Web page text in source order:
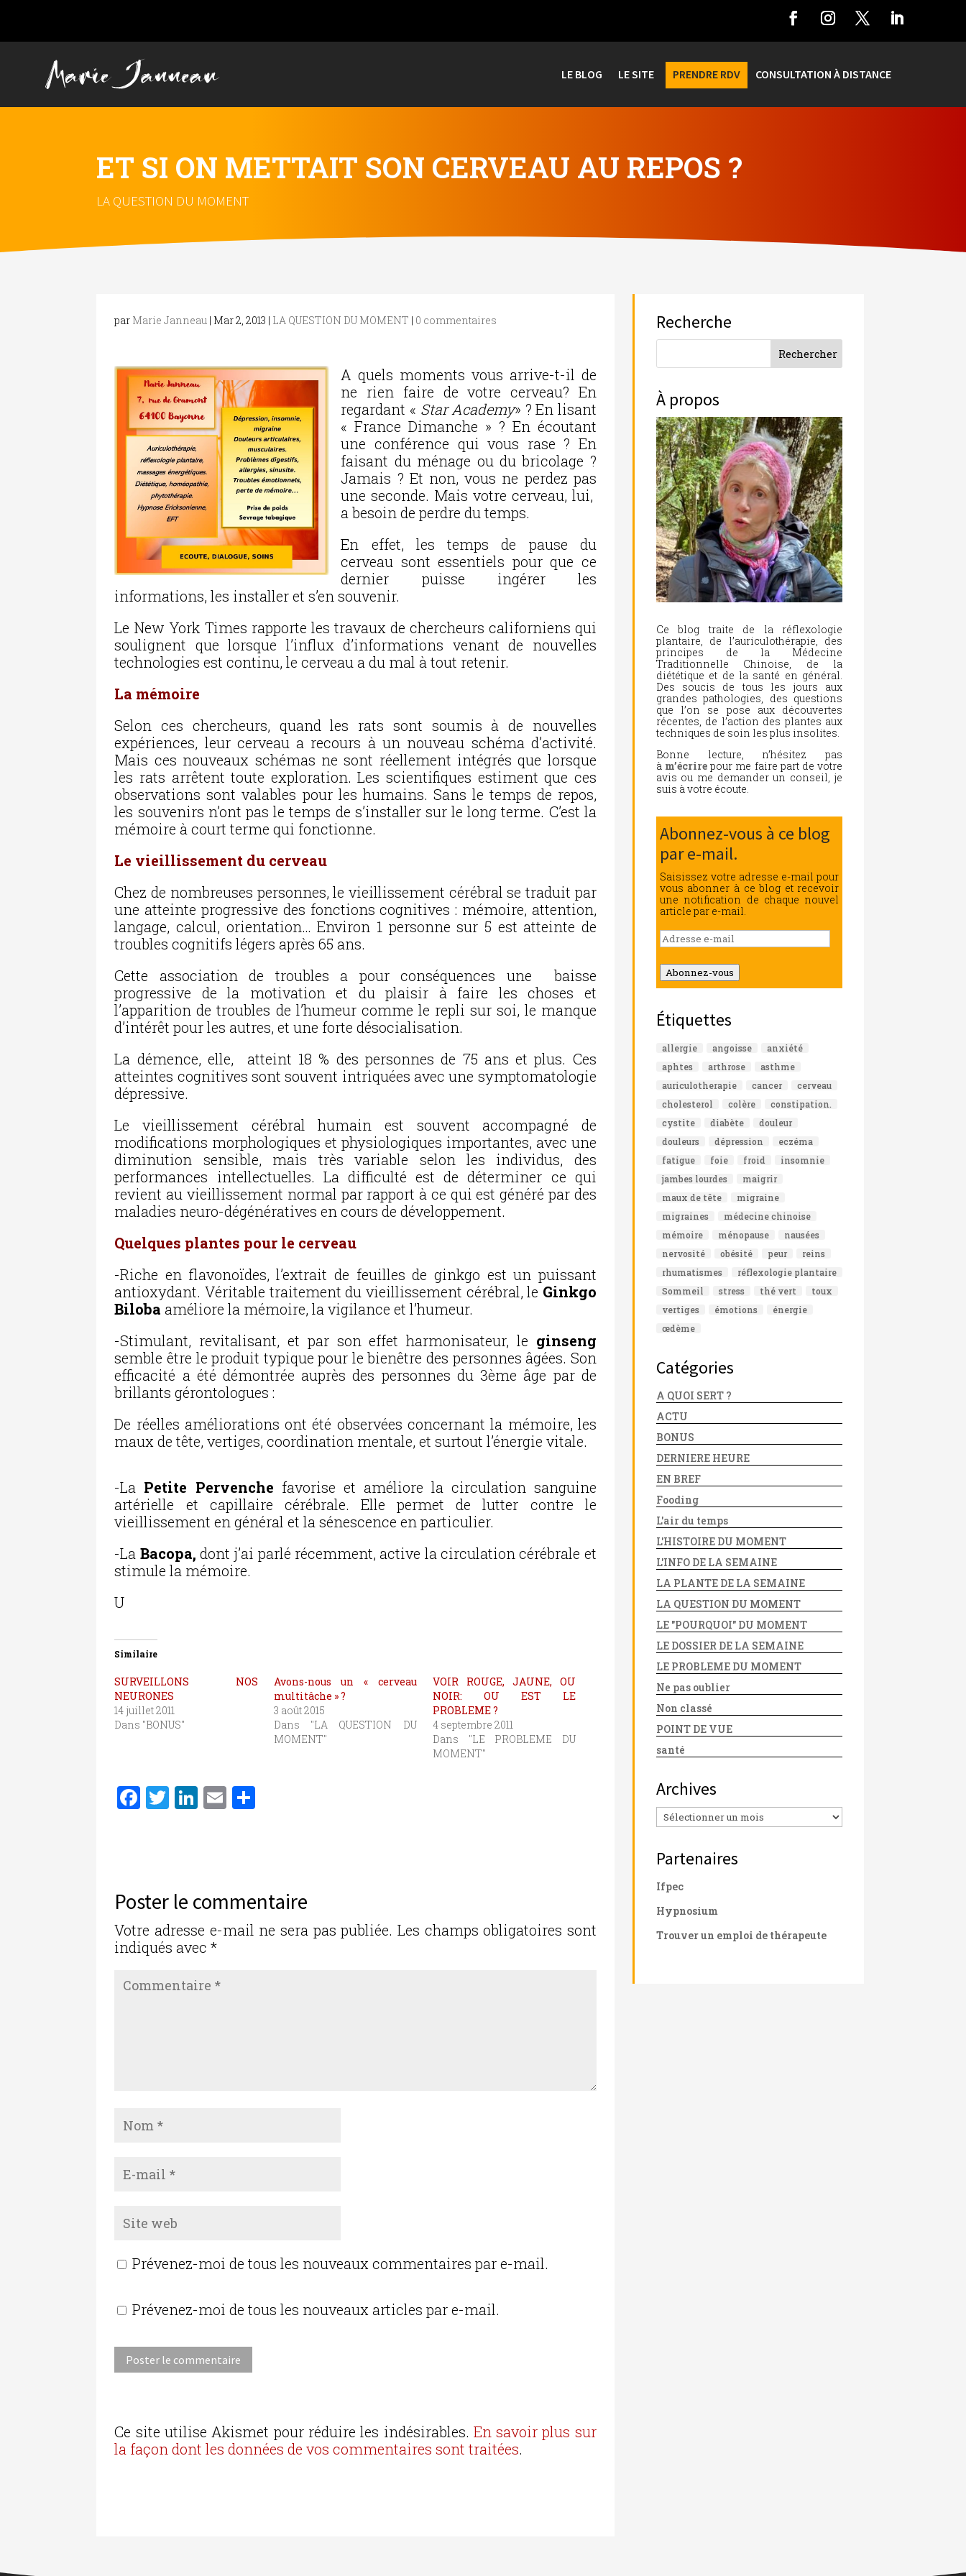
LE BLOG LE SITE PRENDRE RDV CONSULTATION À DISTANCE
ET SI ON METTAIT SON CERVEAU AU REPOS ?
LA QUESTION DU MOMENT
par Marie Janneau | Mar 2, 2013 | LA QUESTION DU MOMENT | 0 commentaires
A quels moments vous arrive-t-il de
ne rien faire de votre cerveau? En
regardant « Star Academy» ? En lisant
« France Dimanche » ? En écoutant
une conférence qui vous rase ? En
faisant du ménage ou du bricolage ?
Jamais ? Et non, vous ne perdez pas
une seconde. Mais votre cerveau, lui,
a besoin de perdre du temps.
En effet, les temps de pause du
cerveau sont essentiels pour que ce
dernier puisse ingérer les
informations, les installer et s’en souvenir.
Le New York Times rapporte les travaux de chercheurs californiens qui
soulignent que lorsque l’influx d’informations venant de nouvelles
technologies est continu, le cerveau a du mal à tout retenir.
La mémoire
Selon ces chercheurs, quand les rats sont soumis à de nouvelles
expériences, leur cerveau a recours à un nouveau schéma d’activité.
Mais ces nouveaux schémas ne sont réellement intégrés que lorsque
les rats arrêtent toute exploration. Les scientifiques estiment que ces
observations sont valables pour les humains. Sans le temps de repos,
les souvenirs n’ont pas le temps de s’installer sur le long terme. C’est la
mémoire à court terme qui fonctionne.
Le vieillissement du cerveau
Chez de nombreuses personnes, le vieillissement cérébral se traduit par
une atteinte progressive des fonctions cognitives : mémoire, attention,
langage, calcul, orientation… Environ 1 personne sur 5 est atteinte de
troubles cognitifs légers après 65 ans.
Cette association de troubles a pour conséquences une baisse
progressive de la motivation et du plaisir à faire les choses et
l’apparition de troubles de l’humeur comme le repli sur soi, le manque
d’intérêt pour les autres, et une forte désocialisation.
La démence, elle, atteint 18 % des personnes de 75 ans et plus. Ces
atteintes cognitives sont souvent intriquées avec une symptomatologie
dépressive.
Le vieillissement cérébral humain est souvent accompagné de
modifications morphologiques et physiologiques importantes, avec une
diminution sensible, mais très variable selon les individus, des
performances intellectuelles. La difficulté est de déterminer ce qui
revient au vieillissement normal par rapport à ce qui est généré par des
maladies neuro-dégénératives en cours de développement.
Quelques plantes pour le cerveau
-Riche en flavonoïdes, l’extrait de feuilles de ginkgo est un puissant
antioxydant. Véritable traitement du vieillissement cérébral, le Ginkgo
Biloba améliore la mémoire, la vigilance et l’humeur.
-Stimulant, revitalisant, et par son effet harmonisateur, le ginseng
semble être le produit typique pour le bienêtre des personnes âgées. Son
efficacité a été démontrée auprès des personnes du 3ème âge par de
brillants gérontologues :
De réelles améliorations ont été observées concernant la mémoire, les
maux de tête, vertiges, coordination mentale, et surtout l’énergie vitale.
-La Petite Pervenche favorise et améliore la circulation sanguine
artérielle et capillaire cérébrale. Elle permet de lutter contre le
vieillissement en général et la sénescence en particulier.
-La Bacopa,dont j’ai parlé récemment, active la circulation cérébrale et
stimule la mémoire.
U
Similaire
SURVEILLONS NOS
NEURONES
14 juillet 2011
Dans "BONUS"
Avons-nous un « cerveau
multitâche » ?
3 août 2015
Dans "LA QUESTION DU
MOMENT"
VOIR ROUGE, JAUNE, OU
NOIR: OU EST LE
PROBLEME ?
4 septembre 2011
Dans "LE PROBLEME DU
MOMENT"
F
b
o
o
k
T
r
Li
n
E
er
Poster le commentaire
Votre adresse e-mail ne sera pas publiée. Les champs obligatoires sont
indiqués avec*
Prévenez-moi de tous les nouveaux commentaires par e-mail.
Prévenez-moi de tous les nouveaux articles par e-mail.
Ce site utilise Akismet pour réduire les indésirables. En savoir plus sur
la façon dont les données de vos commentaires sont traitées.
Recherche
À propos
Ce blog traite de la réflexologie
plantaire, de l’auriculothérapie, des
principes de la Médecine
Traditionnelle Chinoise, de la
diététique et de la santé en général.
Des soucis de tous les jours aux
grandes pathologies, des questions
que l’on se pose aux découvertes
récentes, de l’action des plantes aux
techniques de soin les plus insolites.
Bonne lecture, n’hésitez pas
à m’écrire pour me faire part de votre
avis ou me demander un conseil, je
suis à votre écoute.
Abonnez-vous à ce blog
par e-mail.
Saisissez votre adresse e-mail pour
vous abonner à ce blog et recevoir
une notification de chaque nouvel
article par e-mail.
Adresse
e-
mail
Abonnez-vous
Étiquettes
allergie angoisse
anxiété
aphtes
arthrose
asthme
auriculotherapie
cancer
cerveau
cholesterol
colère
constipation.
cystite
diabète
douleur
douleurs
dépression
eczéma
fatigue
foie froid
insomnie
jambes lourdes
maigrir
maux de tête
migraine
migraines
médecine chinoise
mémoire
ménopause
nausées
nervosité
obésité peur
reins
rhumatismes
réflexologie plantaire
Sommeil
stress thé vert
toux
vertiges
émotions
énergie
œdème
Catégories
A QUOI SERT ?
ACTU
BONUS
DERNIERE HEURE
EN BREF
Fooding
L'air du temps
L'HISTOIRE DU MOMENT
L'INFO DE LA SEMAINE
LA PLANTE DE LA SEMAINE
LA QUESTION DU MOMENT
LE "POURQUOI" DU MOMENT
LE DOSSIER DE LA SEMAINE
LE PROBLEME DU MOMENT
Ne pas oublier
Non classé
POINT DE VUE
santé
Archives
Archives
Partenaires
Ifpec
Hypnosium
Trouver un emploi de thérapeute